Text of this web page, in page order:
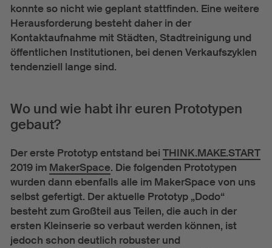
konnte so nicht wie geplant stattfinden. Eine weitere
Herausforderung besteht daher in der
Kontaktaufnahme mit Städten, Stadtreinigung und
öffentlichen Institutionen, bei denen Verkaufszyklen
tendenziell lange sind.
Wo und wie habt ihr euren Prototypen
gebaut?
Der erste Prototyp entstand bei THINK.MAKE.START
2019 im MakerSpace. Die folgenden Prototypen
wurden dann ebenfalls alle im MakerSpace von uns
selbst gefertigt. Der aktuelle Prototyp „Dodo“
besteht zum Großteil aus Teilen, die auch in der
ersten Kleinserie so verbaut werden können, ist
jedoch schon deutlich robuster und